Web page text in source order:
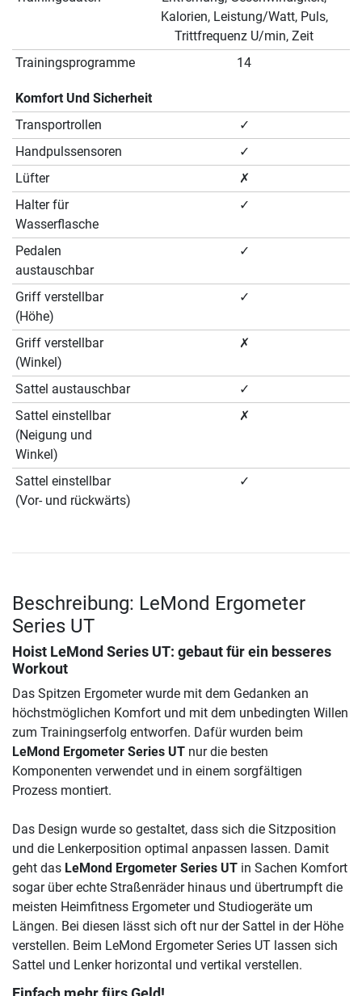
Kalorien, Leistung/Watt, Puls,
Trittfrequenz U/min, Zeit
Trainingsprogramme
14
Komfort Und Sicherheit
Transportrollen
✓
Handpulssensoren
✓
Lüfter
✗
Halter für
Wasserflasche
✓
Pedalen
austauschbar
✓
Griff verstellbar
(Höhe)
✓
Griff verstellbar
(Winkel)
✗
Sattel austauschbar
✓
Sattel einstellbar
(Neigung und
Winkel)
✗
Sattel einstellbar
(Vor- und rückwärts)
✓
Beschreibung: LeMond Ergometer
Series UT
Hoist LeMond Series UT: gebaut für ein besseres
Workout
Das Spitzen Ergometer wurde mit dem Gedanken an
höchstmöglichen Komfort und mit dem unbedingten Willen
zum Trainingserfolg entworfen. Dafür wurden beim
LeMond Ergometer Series UT nur die besten
Komponenten verwendet und in einem sorgfältigen
Prozess montiert.
Das Design wurde so gestaltet, dass sich die Sitzposition
und die Lenkerposition optimal anpassen lassen. Damit
geht das LeMond Ergometer Series UT in Sachen Komfort
sogar über echte Straßenräder hinaus und übertrumpft die
meisten Heimfitness Ergometer und Studiogeräte um
Längen. Bei diesen lässt sich oft nur der Sattel in der Höhe
verstellen. Beim LeMond Ergometer Series UT lassen sich
Sattel und Lenker horizontal und vertikal verstellen.